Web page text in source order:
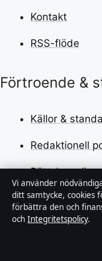
Kontakt
RSS-flöde
Förtroende &
Källor &
Redaktionell
Rättelsepolicy
Ägande &
Vi använder
ditt samtycke, cookies
förbättra den och
och Integritetspolicy.